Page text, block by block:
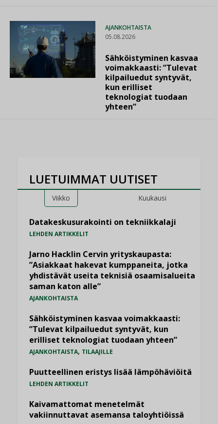
AJANKOHTAISTA
05.08.2026
Sähköistyminen kasvaa
voimakkaasti: ”Tulevat
kilpailuedut syntyvät,
kun erilliset
teknologiat tuodaan
yhteen”
LUETUIMMAT UUTISET
Viikko Kuukausi
Datakeskusurakointi on tekniikkalaji
LEHDEN ARTIKKELIT
Jarno Hacklin Cervin yrityskaupasta:
”Asiakkaat hakevat kumppaneita, jotka
yhdistävät useita teknisiä osaamisalueita
saman katon alle”
AJANKOHTAISTA
Sähköistyminen kasvaa voimakkaasti:
”Tulevat kilpailuedut syntyvät, kun
erilliset teknologiat tuodaan yhteen”
AJANKOHTAISTA, TILAAJILLE
Puutteellinen eristys lisää lämpöhäviöitä
LEHDEN ARTIKKELIT
Kaivamattomat menetelmät
vakiinnuttavat asemansa taloyhtiöissä